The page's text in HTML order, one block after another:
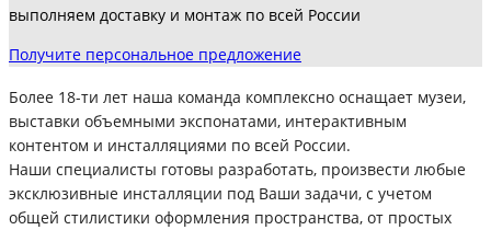
выполняем доставку и монтаж по всей России
Получите персональное предложение
Более 18-ти лет наша команда комплексно оснащает музеи,
выставки объемными экспонатами, интерактивным
контентом и инсталляциями по всей России.
Наши специалисты готовы разработать, произвести любые
эксклюзивные инсталляции под Ваши задачи, с учетом
общей стилистики оформления пространства, от простых